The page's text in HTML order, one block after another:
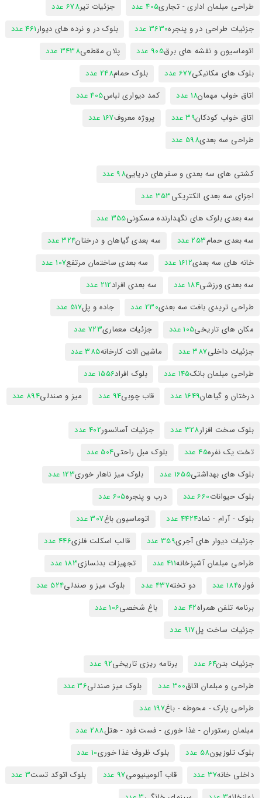
طراحی مبلمان اداری - تجاری405 عدد جزئیات تیر678 عدد
جزئیات طراحی در و پنجره3630 عدد بلوک در و نرده های دیوار461 عدد
اتوماسیون و نقشه های برق905 عدد پلان مقطعی3438 عدد
بلوک های مکانیکی677 عدد بلوک حمام248 عدد
اتاق خواب مهمان18 عدد کمد دیواری لباس405 عدد
اتاق خواب کودکان39 عدد پروژه معروف167 عدد
طراحی سه بعدی598 عدد
کشتی های سه بعدی و سفرهای دریایی98 عدد
اجزای سه بعدی الکتریکی353 عدد
سه بعدی بلوک های نگهدارنده مسکونی355 عدد
سه بعدی حمام253 عدد سه بعدی گیاهان و درختان324 عدد
خانه های سه بعدی1612 عدد سه بعدی ساختمان مرتفع107 عدد
سه بعدی ورزشی184 عدد سه بعدی افراد212 عدد
طراحی تریدی بافت سه بعدی230 عدد جاده و پل517 عدد
مکان های تاریخی105 عدد جزئیات معماری723 عدد
جزئیات داخلی387 عدد ماشین الات کارخانه385 عدد
طراحی مبلمان بانک145 عدد بلوک افراد1556 عدد
درختان و گیاهان1649 عدد قاب چوبی94 عدد میز و صندلی894 عدد
بلوک سخت افزار328 عدد جزئیات آسانسور402 عدد
تخت یک نفره45 عدد بلوک مبل راحتی504 عدد
بلوک های بهداشتی1655 عدد بلوک میز ناهار خوری123 عدد
بلوک حیوانات660 عدد درب و پنجره605 عدد
بلوک - آرام - نماد4424 عدد اتوماسیون باغ307 عدد
جزئیات دیوار های آجری359 عدد قالب اسکلت فلزی446 عدد
طراحی مبلمان آشپزخانه411 عدد تجهیزات بدنسازی183 عدد
فواره184 عدد دو تخته437 عدد بلوک میز و صندلی524 عدد
برنامه تلفن همراه42 عدد باغ شخصی106 عدد
جزئیات ساخت پل917 عدد
جزئیات بتن64 عدد برنامه ریزی تاریخی92 عدد
طراحی و مبلمان اتاق300 عدد بلوک میز صندلی36 عدد
طراحی پارک - محوطه - باغ197 عدد
مبلمان رستوران - غذا خوری - فست فود - هتل288 عدد
بلوک تلوزیون58 عدد بلوک ظروف غذا خوری10 عدد
داخلی خانه37 عدد قاب آلومینیومی97 عدد بلوک اتوکد تست3 عدد